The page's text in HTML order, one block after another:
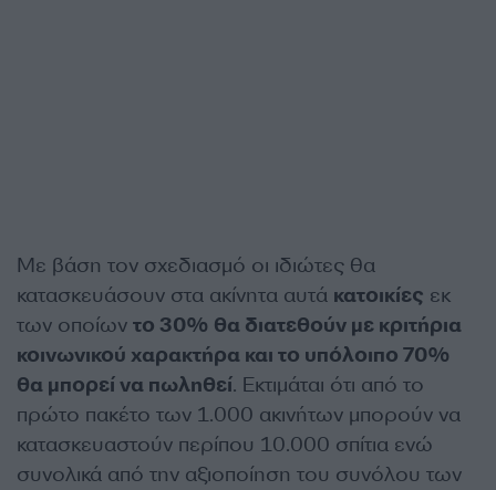
Με βάση τον σχεδιασμό οι ιδιώτες θα
κατασκευάσουν στα ακίνητα αυτά κατοικίες εκ
των οποίων το 30% θα διατεθούν με κριτήρια
κοινωνικού χαρακτήρα και το υπόλοιπο 70%
θα μπορεί να πωληθεί. Εκτιμάται ότι από το
πρώτο πακέτο των 1.000 ακινήτων μπορούν να
κατασκευαστούν περίπου 10.000 σπίτια ενώ
συνολικά από την αξιοποίηση του συνόλου των